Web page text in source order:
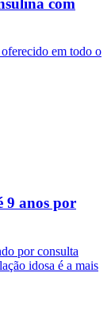
em todo o
9 anos por
por consulta
idosa é a mais